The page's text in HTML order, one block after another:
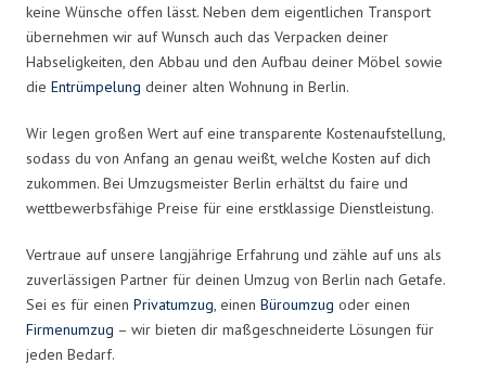
keine Wünsche offen lässt. Neben dem eigentlichen Transport
übernehmen wir auf Wunsch auch das Verpacken deiner
Habseligkeiten, den Abbau und den Aufbau deiner Möbel sowie
die Entrümpelung deiner alten Wohnung in Berlin.
Wir legen großen Wert auf eine transparente Kostenaufstellung,
sodass du von Anfang an genau weißt, welche Kosten auf dich
zukommen. Bei Umzugsmeister Berlin erhältst du faire und
wettbewerbsfähige Preise für eine erstklassige Dienstleistung.
Vertraue auf unsere langjährige Erfahrung und zähle auf uns als
zuverlässigen Partner für deinen Umzug von Berlin nach Getafe.
Sei es für einen Privatumzug, einen Büroumzug oder einen
Firmenumzug – wir bieten dir maßgeschneiderte Lösungen für
jeden Bedarf.